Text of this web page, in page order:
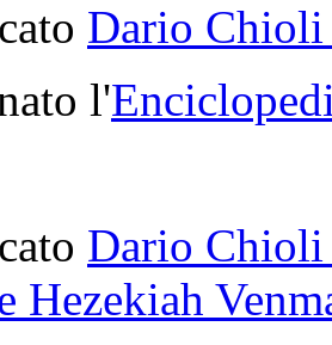
Dario Chioli
l'
Dario Chioli
Hezekiah